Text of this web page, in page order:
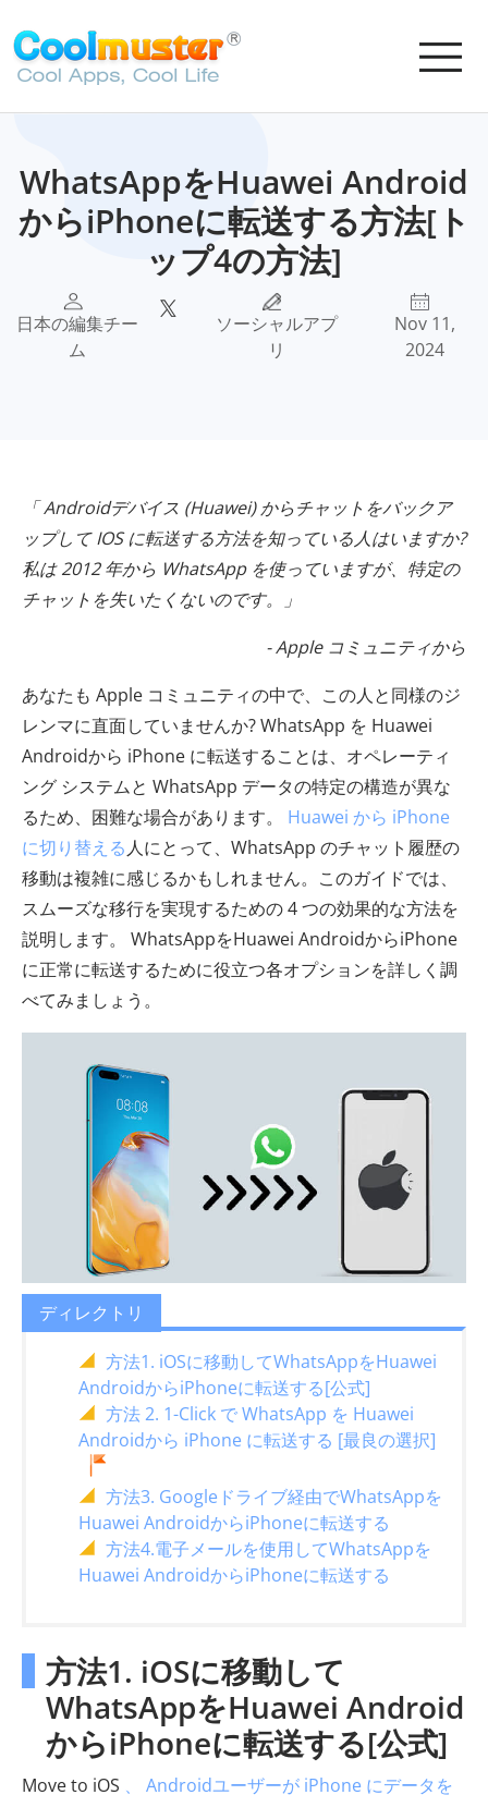
WhatsAppをHuawei Android
からiPhoneに転送する方法[ト
ップ4の方法]
日本の編集チー
ム
ソーシャルアプ
リ
Nov 11,
2024
「 Androidデバイス (Huawei) からチャットをバックア
ップして IOS に転送する方法を知っている人はいますか?
私は 2012 年から WhatsApp を使っていますが、特定の
チャットを失いたくないのです。」
- Apple コミュニティから
あなたも Apple コミュニティの中で、この人と同様のジ
レンマに直面していませんか? WhatsApp を Huawei
Androidから iPhone に転送することは、オペレーティ
ング システムと WhatsApp データの特定の構造が異な
るため、困難な場合があります。 Huawei から iPhone
に切り替える人にとって、WhatsApp のチャット履歴の
移動は複雑に感じるかもしれません。このガイドでは、
スムーズな移行を実現するための 4 つの効果的な方法を
説明します。 WhatsAppをHuawei AndroidからiPhone
に正常に転送するために役立つ各オプションを詳しく調
べてみましょう。
ディレクトリ
方法1. iOSに移動してWhatsAppをHuawei
AndroidからiPhoneに転送する[公式]
方法 2. 1-Click で WhatsApp を Huawei
Androidから iPhone に転送する [最良の選択]
方法3. Googleドライブ経由でWhatsAppを
Huawei AndroidからiPhoneに転送する
方法4.電子メールを使用してWhatsAppを
Huawei AndroidからiPhoneに転送する
方法1. iOSに移動して
WhatsAppをHuawei Android
からiPhoneに転送する[公式]
Move to iOS 、 Androidユーザーが iPhone にデータを